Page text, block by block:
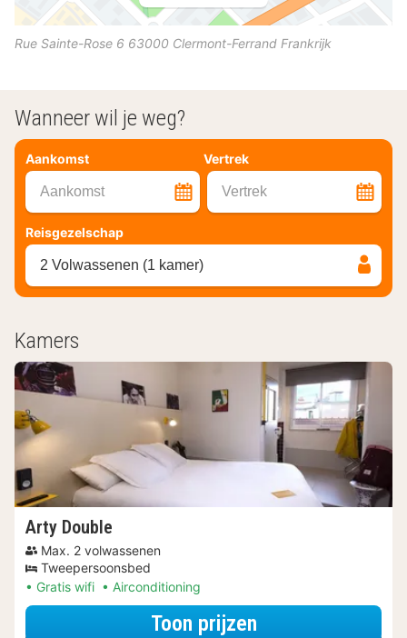
Rue Sainte-Rose 6 63000 Clermont-Ferrand Frankrijk
Wanneer wil je weg?
Aankomst Vertrek
Aankomst Vertrek
Reisgezelschap
2 Volwassenen (1 kamer)
Kamers
Arty Double
Max. 2 volwassenen
Tweepersoonsbed
Gratis wifi
Airconditioning
Toon prijzenvoor Samen op